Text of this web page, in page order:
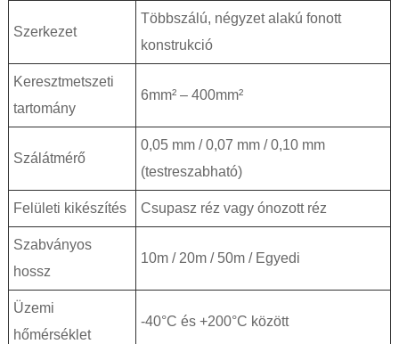
Szerkezet
Többszálú, négyzet alakú fonott
konstrukció
Keresztmetszeti
tartomány
6mm² – 400mm²
Szálátmérő
0,05 mm / 0,07 mm / 0,10 mm
(testreszabható)
Felületi kikészítés Csupasz réz vagy ónozott réz
Szabványos
hossz
10m / 20m / 50m / Egyedi
Üzemi
hőmérséklet
-40°C és +200°C között